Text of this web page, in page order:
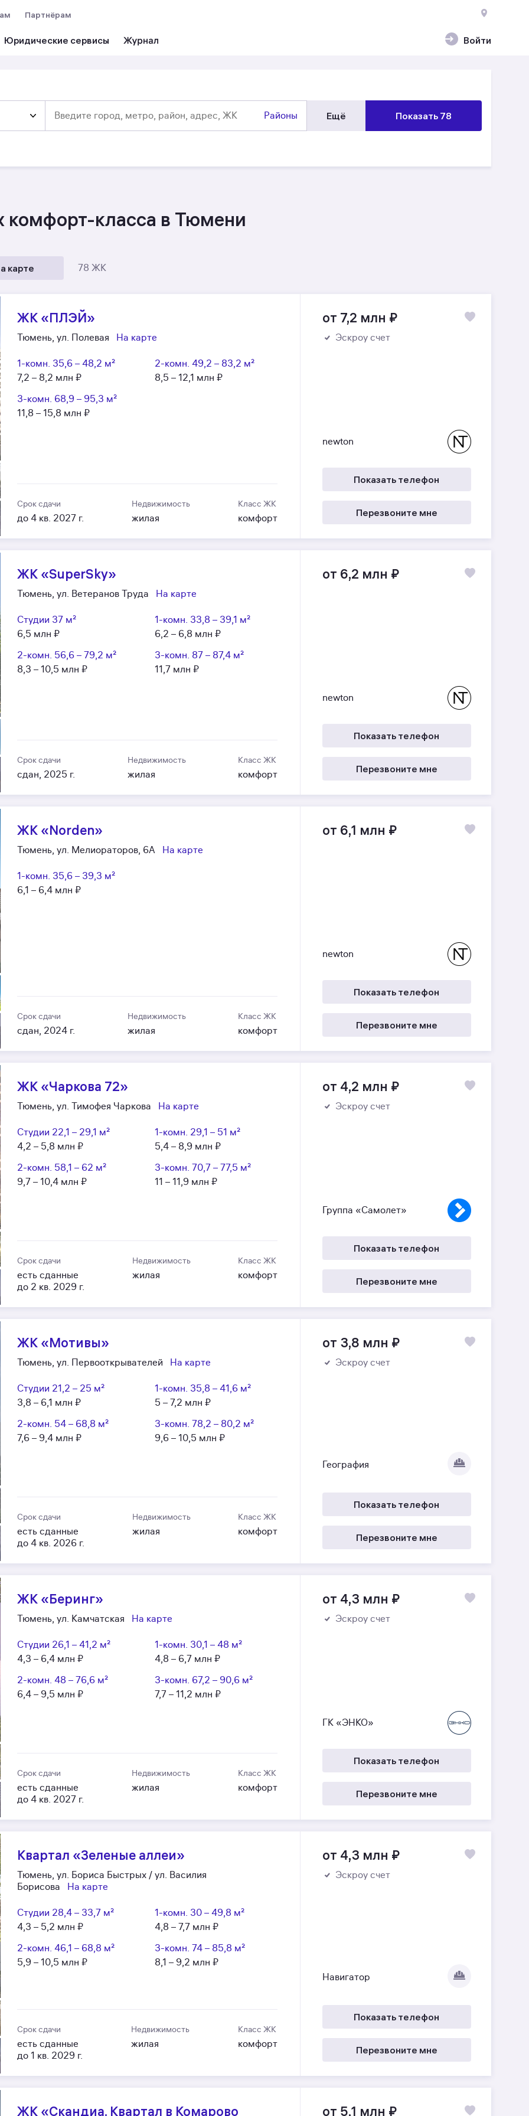
Войти
Юридические сервисы
Партнёрам
Районы Ещё Показать 78
комфорт-класса в Тюмени
карте 78 ЖК
ЖК «ПЛЭЙ»
Тюмень, ул. Полевая На карте
1-комн. 35,6 – 48,2 м²
7,2 – 8,2 млн ₽
2-комн. 49,2 – 83,2 м²
8,5 – 12,1 млн ₽
3-комн. 68,9 – 95,3 м²
11,8 – 15,8 млн ₽
Срок сдачи
до 4 кв. 2027 г.
Недвижимость
жилая
Класс ЖК
комфорт
от 7,2 млн ₽
Эскроу счет
newton
Показать телефон
Перезвоните мне
ЖК «SuperSky»
Тюмень, ул. Ветеранов Труда На карте
Студии 37 м²
6,5 млн ₽
1-комн. 33,8 – 39,1 м²
6,2 – 6,8 млн ₽
2-комн. 56,6 – 79,2 м²
8,3 – 10,5 млн ₽
3-комн. 87 – 87,4 м²
11,7 млн ₽
Срок сдачи
сдан, 2025 г.
Недвижимость
жилая
Класс ЖК
комфорт
от 6,2 млн ₽
newton
Показать телефон
Перезвоните мне
ЖК «Norden»
Тюмень, ул. Мелиораторов, 6А На карте
1-комн. 35,6 – 39,3 м²
6,1 – 6,4 млн ₽
Срок сдачи
сдан, 2024 г.
Недвижимость
жилая
Класс ЖК
комфорт
от 6,1 млн ₽
newton
Показать телефон
Перезвоните мне
ЖК «Чаркова 72»
Тюмень, ул. Тимофея Чаркова На карте
Студии 22,1 – 29,1 м²
4,2 – 5,8 млн ₽
1-комн. 29,1 – 51 м²
5,4 – 8,9 млн ₽
2-комн. 58,1 – 62 м²
9,7 – 10,4 млн ₽
3-комн. 70,7 – 77,5 м²
11 – 11,9 млн ₽
Срок сдачи
есть сданные
до 2 кв. 2029 г.
Недвижимость
жилая
Класс ЖК
комфорт
от 4,2 млн ₽
Эскроу счет
Группа «Самолет»
Показать телефон
Перезвоните мне
ЖК «Мотивы»
Тюмень, ул. Первооткрывателей На карте
Студии 21,2 – 25 м²
3,8 – 6,1 млн ₽
1-комн. 35,8 – 41,6 м²
5 – 7,2 млн ₽
2-комн. 54 – 68,8 м²
7,6 – 9,4 млн ₽
3-комн. 78,2 – 80,2 м²
9,6 – 10,5 млн ₽
Срок сдачи
есть сданные
до 4 кв. 2026 г.
Недвижимость
жилая
Класс ЖК
комфорт
от 3,8 млн ₽
Эскроу счет
География
Показать телефон
Перезвоните мне
ЖК «Беринг»
Тюмень, ул. Камчатская На карте
Студии 26,1 – 41,2 м²
4,3 – 6,4 млн ₽
1-комн. 30,1 – 48 м²
4,8 – 6,7 млн ₽
2-комн. 48 – 76,6 м²
6,4 – 9,5 млн ₽
3-комн. 67,2 – 90,6 м²
7,7 – 11,2 млн ₽
Срок сдачи
есть сданные
до 4 кв. 2027 г.
Недвижимость
жилая
Класс ЖК
комфорт
от 4,3 млн ₽
Эскроу счет
ГК «ЭНКО»
Показать телефон
Перезвоните мне
Квартал «Зеленые аллеи»
Тюмень, ул. Бориса Быстрых / ул. Василия
Борисова
На карте
Студии 28,4 – 33,7 м²
4,3 – 5,2 млн ₽
1-комн. 30 – 49,8 м²
4,8 – 7,7 млн ₽
2-комн. 46,1 – 68,8 м²
5,9 – 10,5 млн ₽
3-комн. 74 – 85,8 м²
8,1 – 9,2 млн ₽
Срок сдачи
есть сданные
до 1 кв. 2029 г.
Недвижимость
жилая
Класс ЖК
комфорт
от 4,3 млн ₽
Эскроу счет
Навигатор
Показать телефон
Перезвоните мне
ЖК «Скандиа. Квартал в Комарово от 5,1 млн ₽